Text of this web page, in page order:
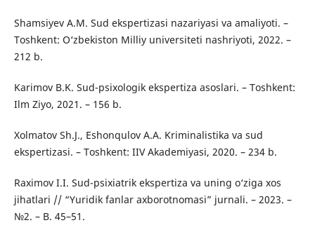
Shamsiyev A.M. Sud ekspertizasi nazariyasi va amaliyoti. –
Toshkent: O‘zbekiston Milliy universiteti nashriyoti, 2022. –
212 b.
Karimov B.K. Sud-psixologik ekspertiza asoslari. – Toshkent:
Ilm Ziyo, 2021. – 156 b.
Xolmatov Sh.J., Eshonqulov A.A. Kriminalistika va sud
ekspertizasi. – Toshkent: IIV Akademiyasi, 2020. – 234 b.
Raximov I.I. Sud-psixiatrik ekspertiza va uning o‘ziga xos
jihatlari // “Yuridik fanlar axborotnomasi” jurnali. – 2023. –
№2. – B. 45–51.